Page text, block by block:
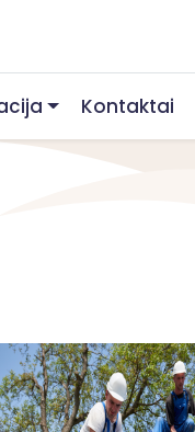
Kontaktai